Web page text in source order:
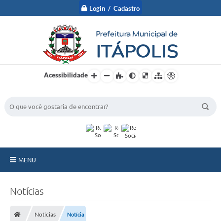
Login / Cadastro
Acessibilidade
MENU
Notícias
Notícias Notícia